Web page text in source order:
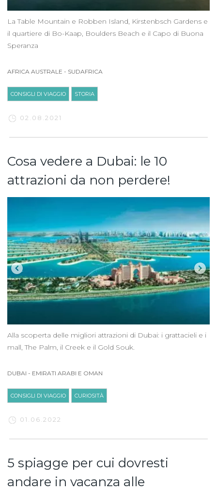
La Table Mountain e Robben Island, Kirstenbsch Gardens e
il quartiere di Bo-Kaap, Boulders Beach e il Capo di Buona
Speranza
AFRICA AUSTRALE - SUDAFRICA
CONSIGLI DI VIAGGIO STORIA
02.08.2021
Cosa vedere a Dubai: le 10
attrazioni da non perdere!
Alla scoperta delle migliori attrazioni di Dubai: i grattacieli e i
mall, The Palm, il Creek e il Gold Souk.
DUBAI - EMIRATI ARABI E OMAN
CONSIGLI DI VIAGGIO CURIOSITÀ
01.06.2022
5 spiagge per cui dovresti
andare in vacanza alle